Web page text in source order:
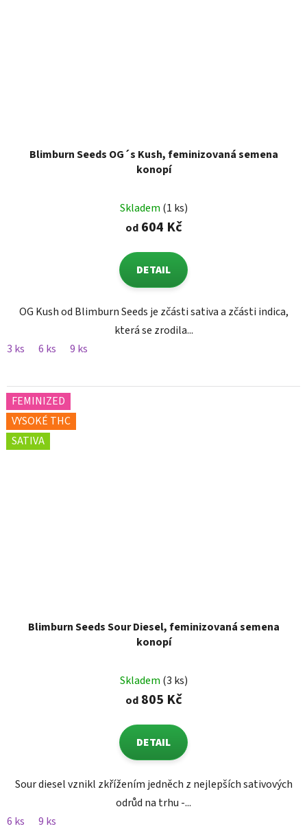
Blimburn Seeds OG´s Kush, feminizovaná semena
konopí
Skladem (1 ks)
od604 Kč
DETAIL
OG Kush od Blimburn Seeds je zčásti sativa a zčásti indica,
která se zrodila...
3 ks
6 ks 9 ks
FEMINIZED
VYSOKÉ THC
SATIVA
Blimburn Seeds Sour Diesel, feminizovaná semena
konopí
Skladem (3 ks)
od805 Kč
DETAIL
Sour diesel vznikl zkřížením jedněch z nejlepších sativových
odrůd na trhu -...
6 ks
9 ks